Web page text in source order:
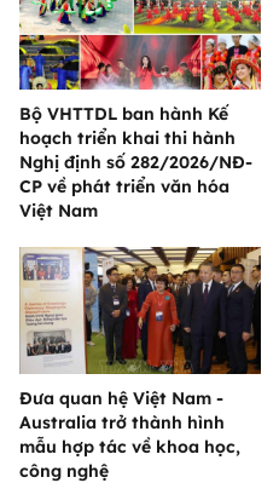
Bộ VHTTDL ban hành Kế
hoạch triển khai thi hành
Nghị định số 282/2026/NĐ-
CP về phát triển văn hóa
Việt Nam
Đưa quan hệ Việt Nam -
Australia trở thành hình
mẫu hợp tác về khoa học,
công nghệ